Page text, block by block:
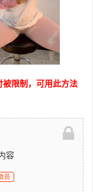
限制，可用此方法
容
员